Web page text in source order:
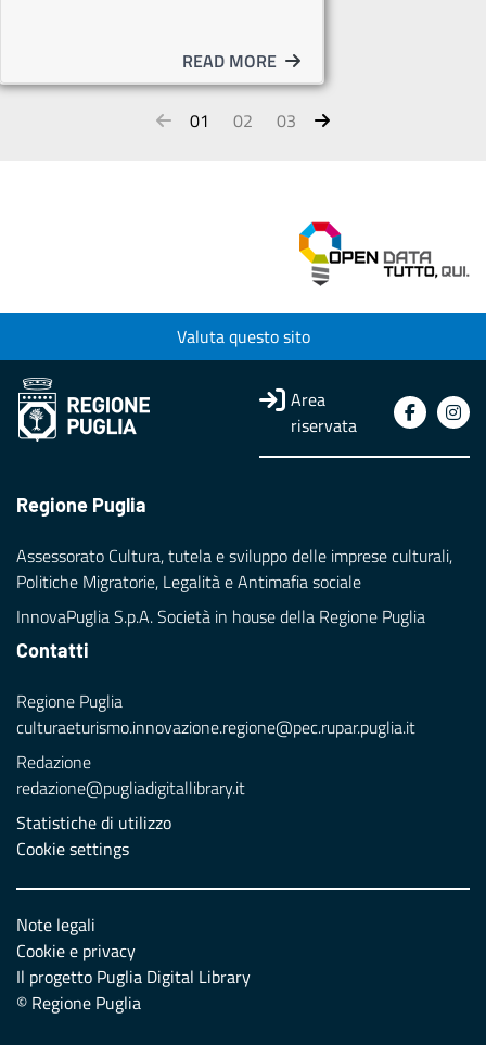
READ MORE
01 02 03
Valuta questo sito
Area
riservata
Regione Puglia
Assessorato Cultura, tutela e sviluppo delle imprese culturali,
Politiche Migratorie, Legalità e Antimafia sociale
InnovaPuglia S.p.A. Società in house della Regione Puglia
Contatti
Regione Puglia
culturaeturismo.innovazione.regione@pec.rupar.puglia.it
Redazione
redazione@pugliadigitallibrary.it
Statistiche di utilizzo
Cookie settings
Note legali
Cookie e privacy
Il progetto Puglia Digital Library
© Regione Puglia